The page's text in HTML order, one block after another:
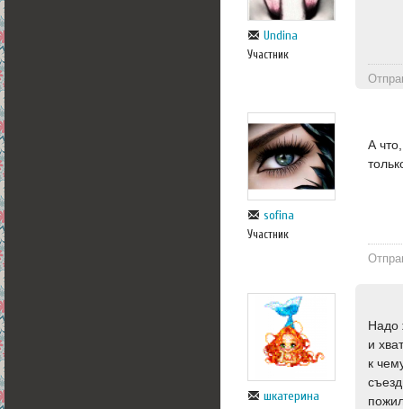
Undina
Участник
sofina
Участник
А
шкатерина
Надо
и
к